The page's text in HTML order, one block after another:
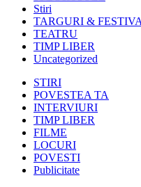
Stiri
TARGURI &
TEATRU
TIMP LIBER
Uncategorized
STIRI
POVESTEA TA
INTERVIURI
TIMP LIBER
FILME
LOCURI
POVESTI
Publicitate